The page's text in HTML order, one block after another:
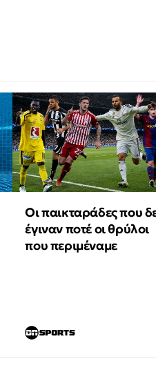
Οι παικταράδες που
έγιναν ποτέ οι θρύλοι
που περιμέναμε